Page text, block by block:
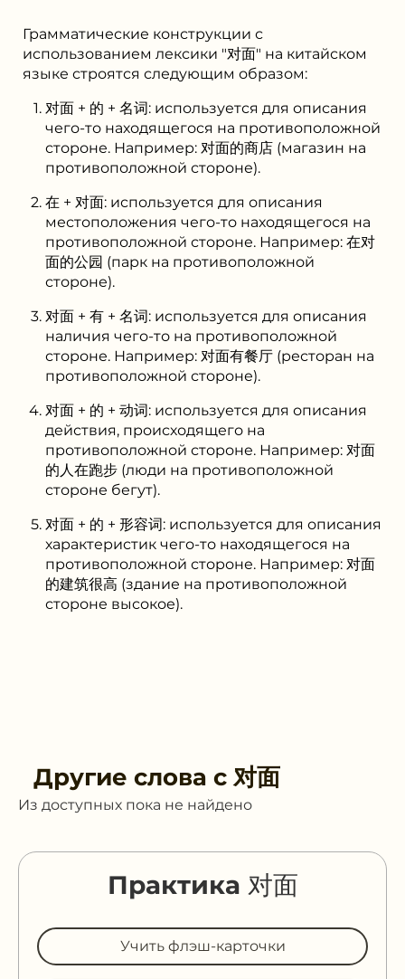
Грамматические конструкции с
использованием лексики "对面" на китайском
языке строятся следующим образом:
对面 + 的 + 名词: используется для описания
чего-то находящегося на противоположной
стороне. Например: 对面的商店 (магазин на
противоположной стороне).
在 + 对面: используется для описания
местоположения чего-то находящегося на
противоположной стороне. Например: 在对
面的公园 (парк на противоположной
стороне).
对面 + 有 + 名词: используется для описания
наличия чего-то на противоположной
стороне. Например: 对面有餐厅 (ресторан на
противоположной стороне).
对面 + 的 + 动词: используется для описания
действия, происходящего на
противоположной стороне. Например: 对面
的人在跑步 (люди на противоположной
стороне бегут).
对面 + 的 + 形容词: используется для описания
характеристик чего-то находящегося на
противоположной стороне. Например: 对面
的建筑很高 (здание на противоположной
стороне высокое).
Другие слова с对面
Из доступных пока не найдено
Практика 对面
Учить флэш-карточки